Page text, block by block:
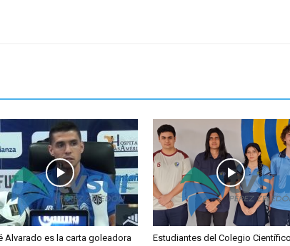
Alvarado es la carta goleadora
Estudiantes del Colegio